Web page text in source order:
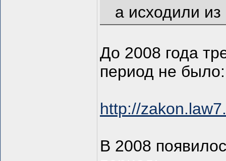
а исходили
До 2008 года
период не было:
http://
В 2008